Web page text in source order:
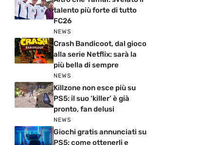
talento più forte di tutto
FC26
NEWS
Crash Bandicoot, dal gioco
alla serie Netflix: sarà la
più bella di sempre
NEWS
Killzone non esce più su
PS5: il suo ‘killer’ è già
pronto, fan delusi
NEWS
Giochi gratis annunciati su
PS5: come ottenerli e